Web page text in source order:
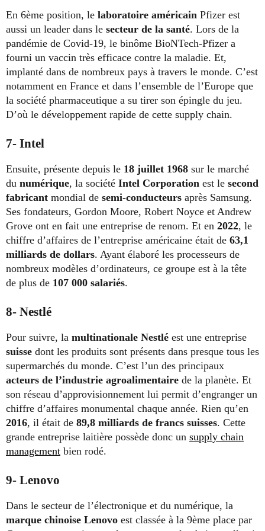
En 6ème position, le laboratoire américain Pfizer est
aussi un leader dans le secteur de la santé. Lors de la
pandémie de Covid-19, le binôme BioNTech-Pfizer a
fourni un vaccin très efficace contre la maladie. Et,
implanté dans de nombreux pays à travers le monde. C’est
notamment en France et dans l’ensemble de l’Europe que
la société pharmaceutique a su tirer son épingle du jeu.
D’où le développement rapide de cette supply chain.
7- Intel
Ensuite, présente depuis le 18 juillet 1968 sur le marché
du numérique, la société Intel Corporation est le second
fabricant mondial de semi-conducteurs après Samsung.
Ses fondateurs, Gordon Moore, Robert Noyce et Andrew
Grove ont en fait une entreprise de renom. Et en 2022, le
chiffre d’affaires de l’entreprise américaine était de 63,1
milliards de dollars. Ayant élaboré les processeurs de
nombreux modèles d’ordinateurs, ce groupe est à la tête
de plus de 107 000 salariés.
8- Nestlé
Pour suivre, la multinationale Nestlé est une entreprise
suisse dont les produits sont présents dans presque tous les
supermarchés du monde. C’est l’un des principaux
acteurs de l’industrie agroalimentaire de la planète. Et
son réseau d’approvisionnement lui permit d’engranger un
chiffre d’affaires monumental chaque année. Rien qu’en
2016, il était de 89,8 milliards de francs suisses. Cette
grande entreprise laitière possède donc un supply chain
management bien rodé.
9- Lenovo
Dans le secteur de l’électronique et du numérique, la
marque chinoise Lenovo est classée à la 9ème place par